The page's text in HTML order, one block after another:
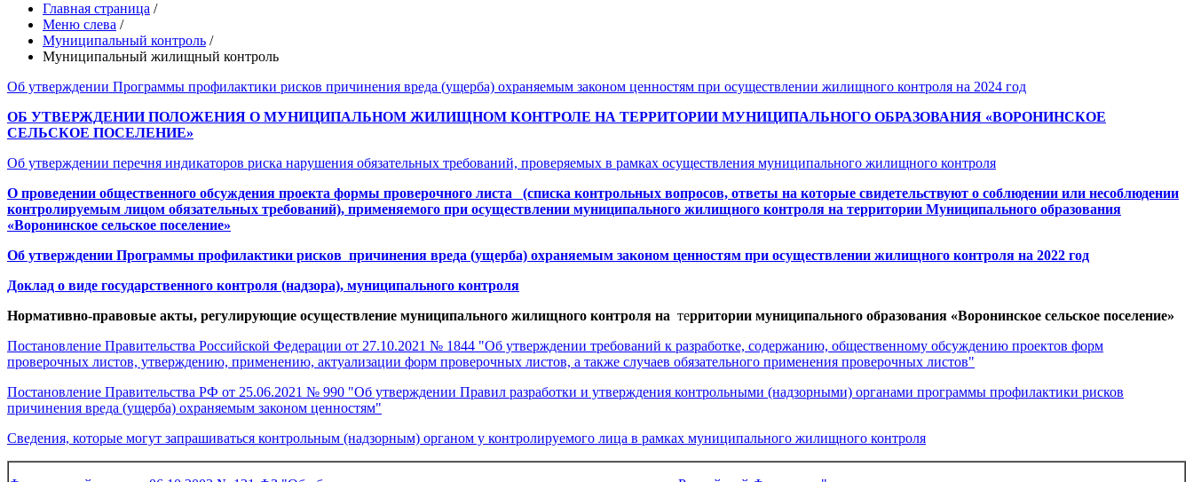
Главная страница /
Меню слева /
Муниципальный контроль /
Муниципальный жилищный контроль
Об утверждении Программы профилактики рисков причинения вреда (ущерба) охраняемым законом ценностям при осуществлении жилищного контроля на 2024 год
ОБ УТВЕРЖДЕНИИ ПОЛОЖЕНИЯ О МУНИЦИПАЛЬНОМ ЖИЛИЩНОМ КОНТРОЛЕ НА ТЕРРИТОРИИ МУНИЦИПАЛЬНОГО ОБРАЗОВАНИЯ «ВОРОНИНСКОЕ
СЕЛЬСКОЕ ПОСЕЛЕНИЕ»
Об утверждении перечня индикаторов риска нарушения обязательных требований, проверяемых в рамках осуществления муниципального жилищного контроля
О проведении общественного обсуждения проекта формы проверочного листа (списка контрольных вопросов, ответы на которые свидетельствуют о соблюдении или несоблюдении
контролируемым лицом обязательных требований), применяемого при осуществлении муниципального жилищного контроля на территории Муниципального образования
«Воронинское сельское поселение»
Об утверждении Программы профилактики рисков причинения вреда (ущерба) охраняемым законом ценностям при осуществлении жилищного контроля на 2022 год
Доклад о виде государственного контроля (надзора), муниципального контроля
Нормативно-правовые акты, регулирующие осуществление муниципального жилищного контроля на территории муниципального образования «Воронинское сельское поселение»
Постановление Правительства Российской Федерации от 27.10.2021 № 1844 "Об утверждении требований к разработке, содержанию, общественному обсуждению проектов форм
проверочных листов, утверждению, применению, актуализации форм проверочных листов, а также случаев обязательного применения проверочных листов"
Постановление Правительства РФ от 25.06.2021 № 990 "Об утверждении Правил разработки и утверждения контрольными (надзорными) органами программы профилактики рисков
причинения вреда (ущерба) охраняемым законом ценностям"
Сведения, которые могут запрашиваться контрольным (надзорным) органом у контролируемого лица в рамках муниципального жилищного контроля